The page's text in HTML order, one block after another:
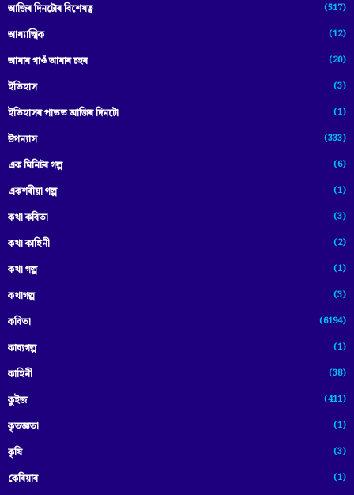
আজিৰ দিনটোৰ বিশেষত্ব (517)
আধ্যাত্মিক (12)
আমাৰ গাওঁ আমাৰ চহৰ (20)
ইতিহাস (3)
ইতিহাসৰ পাতত আজিৰ দিনটো (1)
উপন্যাস (333)
এক মিনিটৰ গল্প (6)
একশৰীয়া গল্প (1)
কথা কবিতা (3)
কথা কাহিনী (2)
কথা গল্প (1)
কথাগল্প (3)
কবিতা (6194)
কাব্যগল্প (1)
কাহিনী (38)
কুইজ (411)
কৃতজ্ঞতা (1)
কৃষি (3)
কেৰিয়াৰ (1)